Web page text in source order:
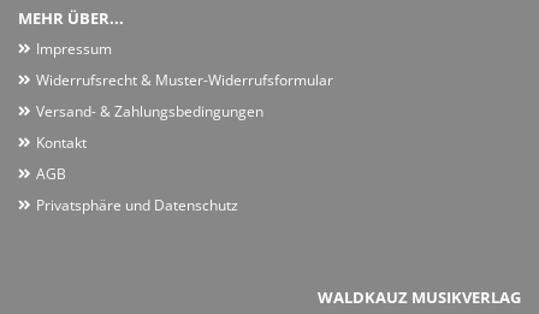
MEHR ÜBER...
Impressum
Widerrufsrecht & Muster-Widerrufsformular
Versand- & Zahlungsbedingungen
Kontakt
AGB
Privatsphäre und Datenschutz
WALDKAUZ MUSIKVERLAG